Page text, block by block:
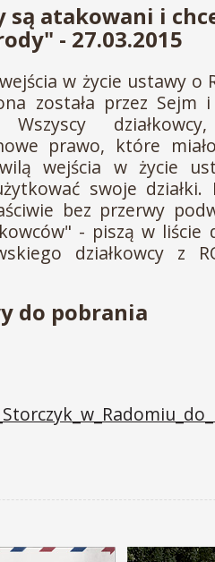
są atakowani i
- 27.03.2015
w życie ustawy o
została przez Sejm
Wszyscy
prawo, które
wejścia w życie
swoje
bez przerwy
- piszą w liście
działkowcy z
do pobrania